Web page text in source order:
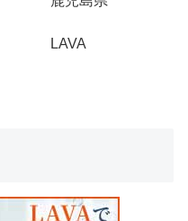
LAVA